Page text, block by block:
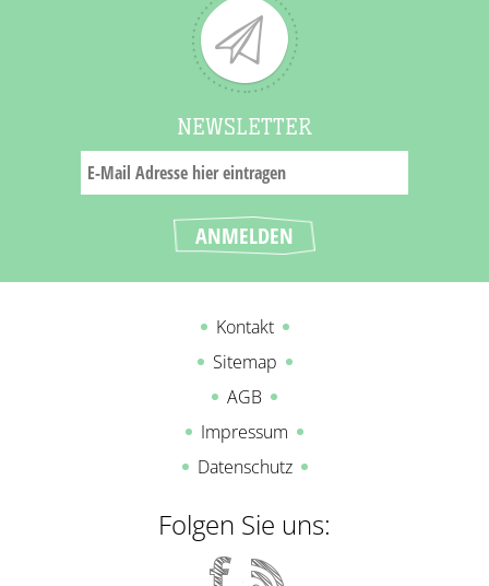
NEWSLETTER
Kontakt
Sitemap
AGB
Impressum
Datenschutz
Folgen Sie uns: